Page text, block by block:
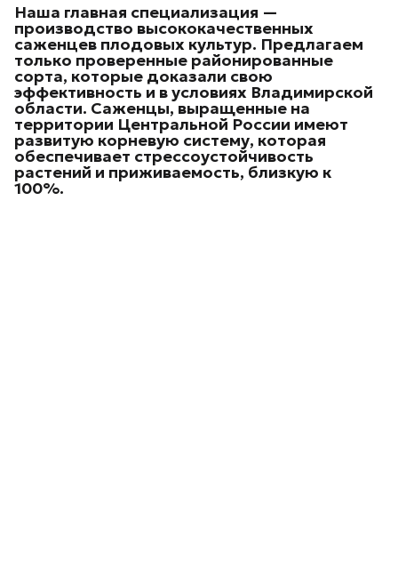
Наша главная специализация —
производство высококачественных
саженцев плодовых культур. Предлагаем
только проверенные районированные
сорта, которые доказали свою
эффективность и в условиях Владимирской
области. Саженцы, выращенные на
территории Центральной России имеют
развитую корневую систему, которая
обеспечивает стрессоустойчивость
растений и приживаемость, близкую к
100%.